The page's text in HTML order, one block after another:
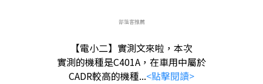
部落客推薦
【電小二】實測文來啦，本次
實測的機種是C401A，在車用中屬於
CADR較高的機種...<點擊閱讀>